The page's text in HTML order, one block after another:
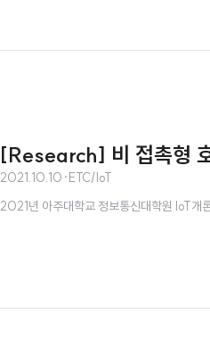
[Research] 비 접촉형
2021.10.10 ·ETC/IoT
2021년 아주대학교 정보통신대학원 IoT개